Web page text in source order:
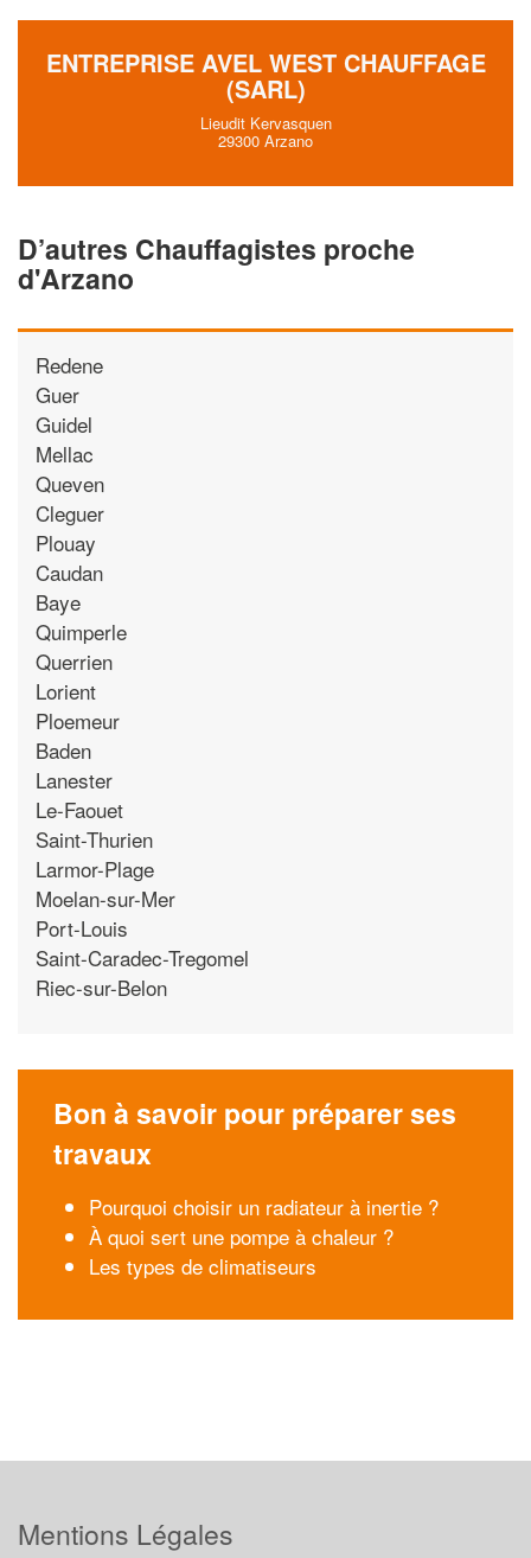
ENTREPRISE AVEL WEST CHAUFFAGE
(SARL)
Lieudit Kervasquen
29300 Arzano
D’autres Chauffagistes proche
d'Arzano
Redene
Guer
Guidel
Mellac
Queven
Cleguer
Plouay
Caudan
Baye
Quimperle
Querrien
Lorient
Ploemeur
Baden
Lanester
Le-Faouet
Saint-Thurien
Larmor-Plage
Moelan-sur-Mer
Port-Louis
Saint-Caradec-Tregomel
Riec-sur-Belon
Bon à savoir pour préparer ses
travaux
Pourquoi choisir un radiateur à inertie ?
À quoi sert une pompe à chaleur ?
Les types de climatiseurs
En savoir plus
Mentions Légales